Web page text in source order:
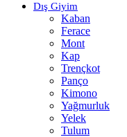
Dış Giyim
Kaban
Ferace
Mont
Kap
Trençkot
Panço
Kimono
Yağmurluk
Yelek
Tulum